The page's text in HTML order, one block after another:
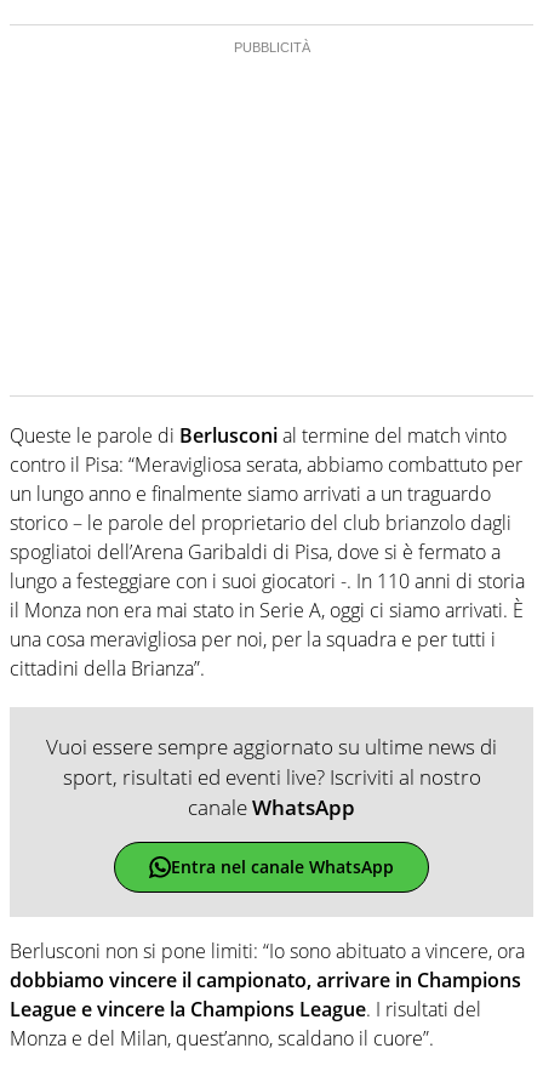
Queste le parole di Berlusconial termine del match vinto
contro il Pisa: “Meravigliosa serata, abbiamo combattuto per
un lungo anno e finalmente siamo arrivati a un traguardo
storico – le parole del proprietario del club brianzolo dagli
spogliatoi dell’Arena Garibaldi di Pisa, dove si è fermato a
lungo a festeggiare con i suoi giocatori -. In 110 anni di storia
il Monza non era mai stato in Serie A, oggi ci siamo arrivati. È
una cosa meravigliosa per noi, per la squadra e per tutti i
cittadini della Brianza”.
Vuoi essere sempre aggiornato su ultime news di
sport, risultati ed eventi live? Iscriviti al nostro
canaleWhatsApp
Entra nel canale WhatsApp
Berlusconi non si pone limiti: “Io sono abituato a vincere, ora
dobbiamo vincere il campionato, arrivare in Champions
League e vincere la Champions League. I risultati del
Monza e del Milan, quest’anno, scaldano il cuore”.